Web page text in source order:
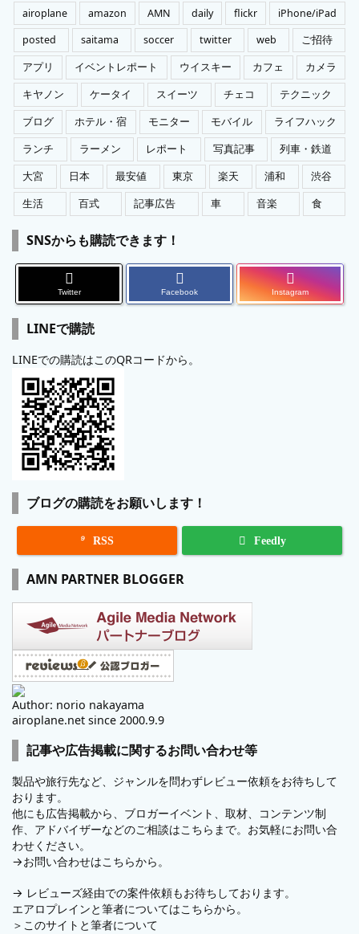
airoplane amazon AMN daily flickr
iPhone/iPad
posted
saitama soccer twitter web
ご招待
アプリ
イベントレポート ウイスキー カフェ
カメラ
キヤノン
ケータイ スイーツ チェコ
テクニック
ブログ
ホテル・宿 モニター モバイル
ライフハック
ランチ
ラーメン レポート 写真記事
列車・鉄道
大宮
日本 最安値 東京 楽天 浦和
渋谷
生活
百式 記事広告 車 音楽 食
SNSからも購読できます！
Twitter Facebook Instagram
LINEで購読
LINEでの購読はこのQRコードから。
ブログの購読をお願いします！
 RSS Feedly
AMN PARTNER BLOGGER
Author: norio nakayama
airoplane.net since 2000.9.9
記事や広告掲載に関するお問い合わせ等
製品や旅行先など、ジャンルを問わずレビュー依頼をお待ちして
おります。
他にも広告掲載から、ブロガーイベント、取材、コンテンツ制
作、アドバイザーなどのご相談はこちらまで。お気軽にお問い合
わせください。
→お問い合わせはこちらから。
→ レビューズ経由での案件依頼もお待ちしております。
エアロプレインと筆者についてはこちらから。
＞ このサイトと筆者について